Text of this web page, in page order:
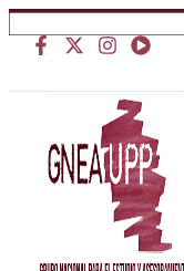
Ir
al
contenido
Buscar
…